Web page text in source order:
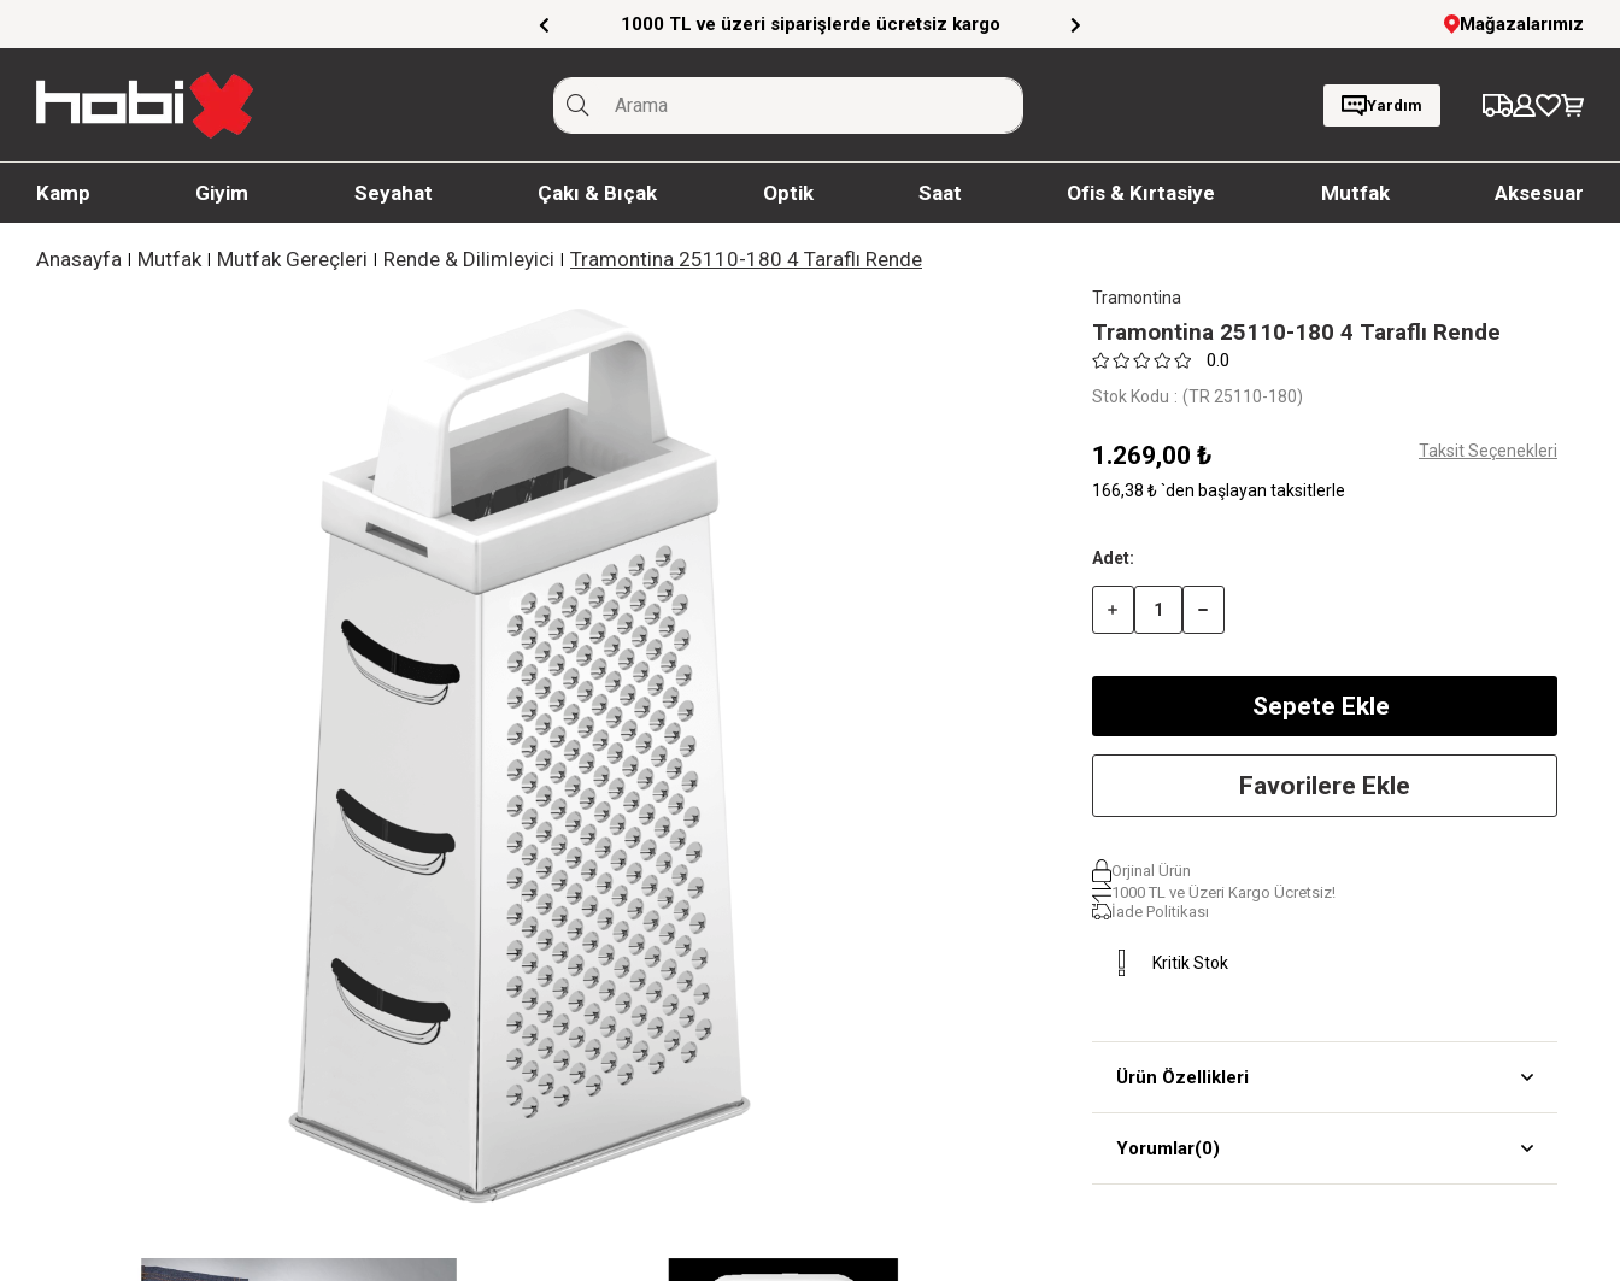
1000 TL ve üzeri siparişlerde ücretsiz kargo Giyim Ürünlerinde %20'ye Varan İndirim! 1000 TL ve üzeri siparişlerde ücretsiz
Mağazalarımız
Yardım
Kamp Giyim Seyahat Çakı & Bıçak Optik Saat Ofis & Kırtasiye Mutfak Aksesuar
Anasayfa Mutfak Mutfak Gereçleri Rende & Dilimleyici Tramontina 25110-180 4 Taraflı Rende
Tramontina
Tramontina 25110-180 4 Taraflı Rende
0.0
Stok Kodu (TR 25110-180)
1.269,00 ₺ Taksit Seçenekleri
166,38 ₺ `den başlayan taksitlerle
Favorilere Ekle
Orjinal Ürün
1000 TL ve Üzeri Kargo Ücretsiz!
İade Politikası
Kritik Stok
Ürün Özellikleri
Yorumlar(0)